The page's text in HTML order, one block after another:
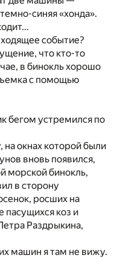
синяя «хонда».
событие?
что кто-то
в бинокль хорошо
с помощью
бегом устремился по
окнах которой были
вновь появился,
морской бинокль,
в сторону
росших на
пасущихся коз и
Раздрыкина,
машин я там не вижу.